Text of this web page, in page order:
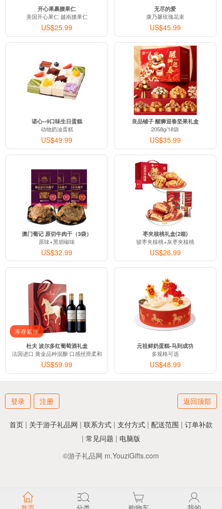
心动 - 玫瑰桔梗花束
刚刚有客户下单：
从 北京市订购：
Hape 六角游戏盒 - 居家游乐园 玩法七合一
从United States (美国) 送往北京市订购：
费雪 探索学习六面盒 - 数字形状颜色学习 双语玩具
刚刚有客户下单：
送往北京市订购：
安佳(Anchor) 有机全脂纯牛奶 - 新西兰进口 250ml*24
刚刚有客户下单：
从 Australia (澳大利亚) 杭州市订购：
爱的祝福 - 红色康乃馨 向日葵
开心果裹腰果仁
美国开心果仁 越南腰果仁
US$25.99
无尽的爱
康乃馨玫瑰花束
US$45.99
诺心--9口味生日蛋糕
动物奶油蛋糕
US$49.99
良品铺子 醒狮迎春坚果礼盒
2058g/18袋
US$35.99
澳门葡记 原切牛肉干（3袋）
原味+黑胡椒味
US$32.99
枣夹核桃礼盒(2箱)
骏枣夹核桃+灰枣夹核桃
US$26.99
库存紧张
杜夫 波尔多红葡萄酒礼盒
法国进口 黄金品种混酿 口感丝滑柔和
US$59.99
元祖鲜奶蛋糕-马到成功
多规格可选
US$48.99
登录 注册 返回顶部
首页 | 关于游子礼品网 | 联系方式 | 支付方式 | 配送范围 | 订单补款
| 常见问题 | 电脑版
©游子礼品网 m.YouziGifts.com